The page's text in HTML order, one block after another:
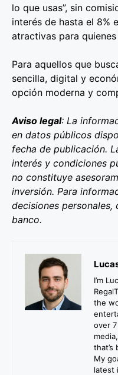
lo que usas”, sin
interés de hasta el 8%
atractivas para
Para aquellos que
sencilla, digital y
opción moderna y
Aviso legal: La
en datos públicos
fecha de publicación.
interés y condiciones
no constituye
inversión. Para
decisiones
banco.
I’m
the
over
that’s
My
latest